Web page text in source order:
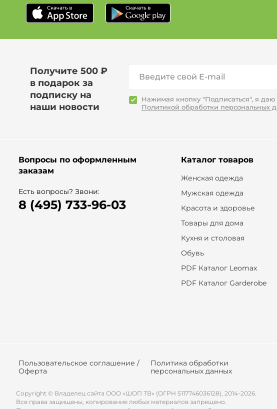
Получите 500 ₽
в подарок за
подписку на
наши новости
Нажимая кнопку "Подписаться", я даю
Политикой обработки персональных
Вопросы по оформленным
заказам
Есть вопросы? Звони:
8 (495) 733-96-03
Каталог товаров
Женская одежда
Мужская одежда
Красота и здоровье
Товары для дома
Кухня и столовая
Обувь
PDF Каталог Leomax
PDF Каталог Garderobe
Пользовательское соглашение /
Оферта
Политика обработки
персональных данных
Copyright © Владелец сайта ООО «ШОП ТВ» (ОГРН 5117746036128), 2014-2026.
Все права защищены, копирование любых материалов запрещено.